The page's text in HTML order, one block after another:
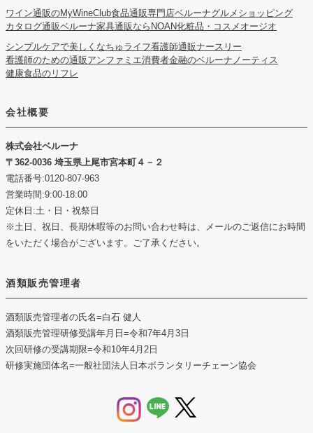
ワイン通販のMyWineClub食品通販専門店ベルーナグルメショッピング
カタログ通販ベルーナ家具通販ならNOAN化粧品・コスメオージオ
シンプルケアで美しくなちゅライフ看護師通販ナースリー
看護師のための通販アンファミエ消費者金融のベルーナノーティス
健康食品のリフレ
会社概要
株式会社ベルーナ
362-0036 埼玉県上尾市宮本町４－２
電話番号:0120-807-963
営業時間:9:00-18:00
定休日:土・日・祝祭日
※土日、祝日、長期休暇等のお問い合わせ時は、メールのご返信にお時間
をいただく場合がございます。ご了承ください。
酒類販売管理者
酒類販売管理者の氏名=白石 健人
酒類販売管理研修受講年月日 =令和7年4月3日
次回研修の受講期限=令和10年4月2日
研修実施団体名=一般社団法人日本ボランタリーチェーン協会